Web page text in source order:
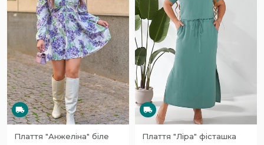
Плаття "Анжеліна" біле Плаття "Ліра" фісташка